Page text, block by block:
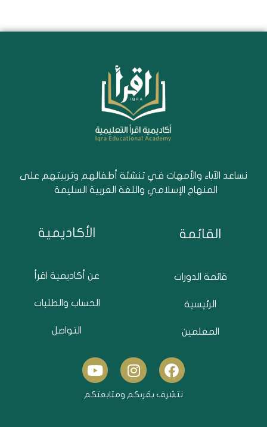
نساعد الآباء والأمهات في تنشئة أطفالهم وتربيتهم على
المنهاج الإسلامي واللغة العربية السليمة
القائمة
قائمة الدورات
الرئيسية
المعلمين
الأكاديمية
عن أكاديمية اقرأ
الحساب والطلبات
التواصل
F
a
c
I
n
s
Y
o
u
نتشرف بقربكم ومتابعتكم